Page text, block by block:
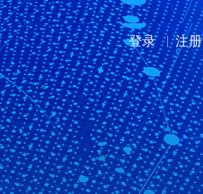
登录 注册